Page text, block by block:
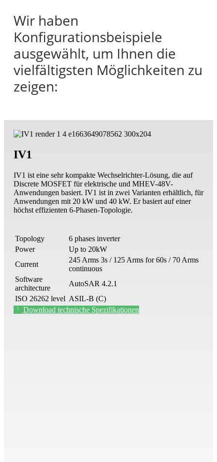
Wir haben
Konfigurationsbeispiele
ausgewählt, um Ihnen die
vielfältigsten Möglichkeiten zu
zeigen:
IV1
IV1 ist eine sehr kompakte Wechselrichter-Lösung, die auf
Discrete MOSFET für elektrische und MHEV-48V-
Anwendungen basiert. IV1 ist in zwei Varianten erhältlich, für
Anwendungen mit 20 kW und 40 kW. Er basiert auf einer
höchst effizienten 6-Phasen-Topologie.
Topology
6 phases inverter
Power
Up to 20kW
Current
245 Arms 3s / 125 Arms for 60s / 70 Arms
continuous
Software
architecture
AutoSAR 4.2.1
ISO 26262 level ASIL-B (C)
Download technische Spezifikationen